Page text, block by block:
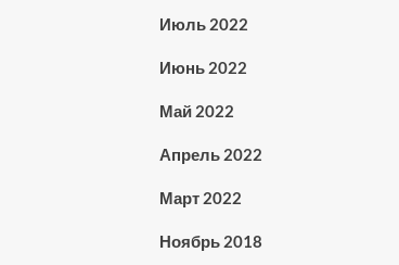
Июль 2022
Июнь 2022
Май 2022
Апрель 2022
Март 2022
Ноябрь 2018